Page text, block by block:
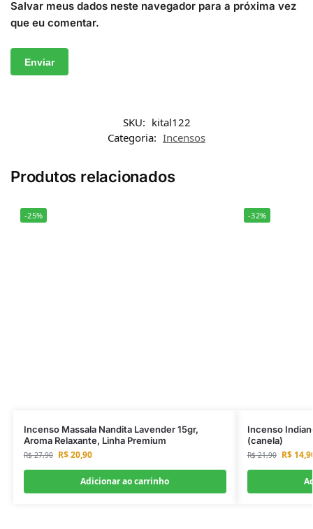
Salvar meus dados neste navegador para a próxima vez
que eu comentar.
SKU: kital122
Categoria: Incensos
Produtos relacionados
-25%
Incenso Massala Nandita Lavender 15gr,
Aroma Relaxante, Linha Premium
R$27,90 R$20,90
Adicionar ao carrinho
-32%
Incenso
(canela)
R$21,90 R$